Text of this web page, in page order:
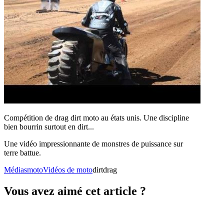
Compétition de drag dirt moto au états unis. Une discipline
bien bourrin surtout en dirt...
Une vidéo impressionnante de monstres de puissance sur
terre battue.
MédiasmotoVidéos de motodirtdrag
Vous avez aimé cet article ?